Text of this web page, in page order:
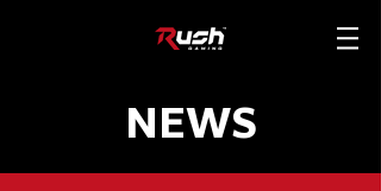
NEWS